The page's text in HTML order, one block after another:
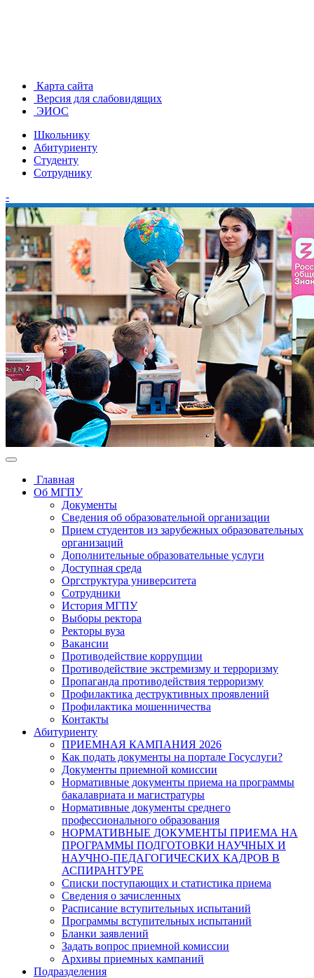
Карта сайта
Версия для слабовидящих
ЭИОС
Школьнику
Абитуриенту
Студенту
Сотруднику
-
Главная
Об МГПУ
Документы
Сведения об образовательной организации
Прием студентов из зарубежных образовательных
организаций
Дополнительные образовательные услуги
Доступная среда
Оргструктура университета
Сотрудники
История МГПУ
Выборы ректора
Ректоры вуза
Вакансии
Противодействие коррупции
Противодействие экстремизму и терроризму
Пропаганда противодействия терроризму
Профилактика деструктивных проявлений
Профилактика мошенничества
Контакты
Абитуриенту
ПРИЕМНАЯ КАМПАНИЯ 2026
Как подать документы на портале Госуслуги?
Документы приемной комиссии
Нормативные документы приема на программы
бакалавриата и магистратуры
Нормативные документы среднего
профессионального образования
НОРМАТИВНЫЕ ДОКУМЕНТЫ ПРИЕМА НА
ПРОГРАММЫ ПОДГОТОВКИ НАУЧНЫХ И
НАУЧНО-ПЕДАГОГИЧЕСКИХ КАДРОВ В
АСПИРАНТУРЕ
Списки поступающих и статистика приема
Сведения о зачисленных
Расписание вступительных испытаний
Программы вступительных испытаний
Бланки заявлений
Задать вопрос приемной комиссии
Архивы приемных кампаний
Подразделения